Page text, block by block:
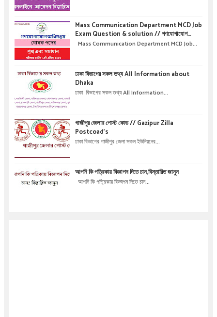
Mass Communication Department MCD Job
Exam Question & solution // গণযোগাযোগ
অধিদপ্তরে নিয়োগ পরীক্ষার প্রশ্ন এবং সমাধান
Mass Communication Department MCD Job...
ঢাকা বিভাগের সকল তথ্য All Information about
Dhaka
ঢাকা বিভাগের সকল তথ্য All Information...
গাজীপুর জেলার পোস্ট কোড // Gazipur Zilla
Postcoad's
ঢাকা বিভাগের গাজীপুর জেলা সকল ইউনিয়নের...
আপনি কি পত্রিকায় বিজ্ঞাপন দিতে চান,বিস্তারিত জানুন
আপনি কি পত্রিকায় বিজ্ঞাপন দিতে চান...